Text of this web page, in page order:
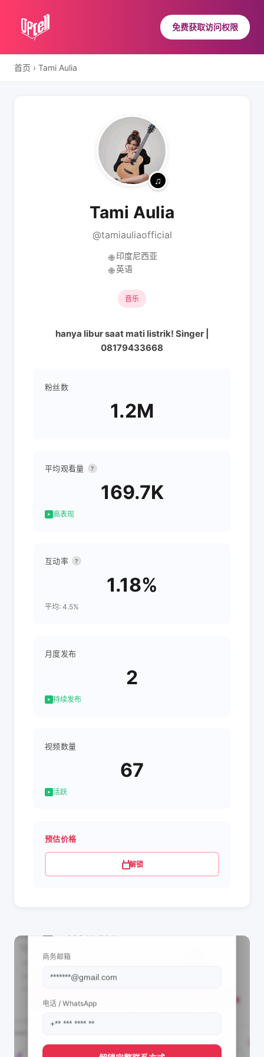
免费获取访问权限
首页 › Tami Aulia
Tami Aulia
@tamiauliaofficial
🌐 印度尼西亚
🌐 英语
音乐
hanya libur saat mati listrik! Singer |
08179433668
粉丝数
1.2M
平均观看量 ?
169.7K
高表现
互动率 ?
1.18%
平均: 4.5%
月度发布
2
持续发布
视频数量
67
活跃
预估价格
解锁
商务邮箱
电话 / WhatsApp